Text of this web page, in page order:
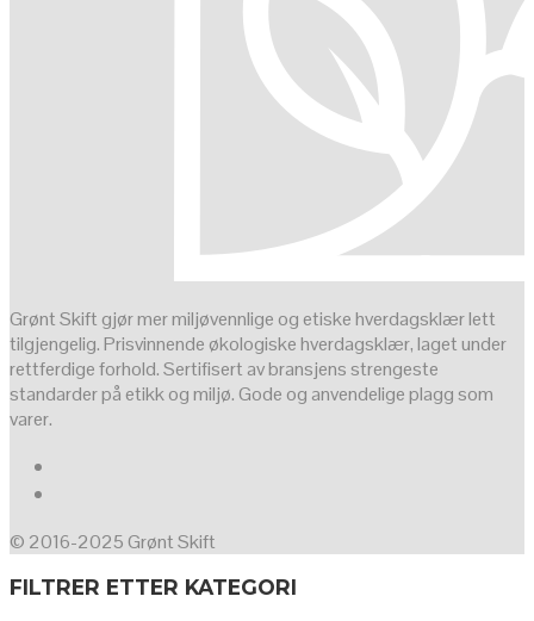
Grønt Skift gjør mer miljøvennlige og etiske hverdagsklær lett
tilgjengelig. Prisvinnende økologiske hverdagsklær, laget under
rettferdige forhold. Sertifisert av bransjens strengeste
standarder på etikk og miljø. Gode og anvendelige plagg som
varer.
© 2016-2025 Grønt Skift
FILTRER ETTER KATEGORI